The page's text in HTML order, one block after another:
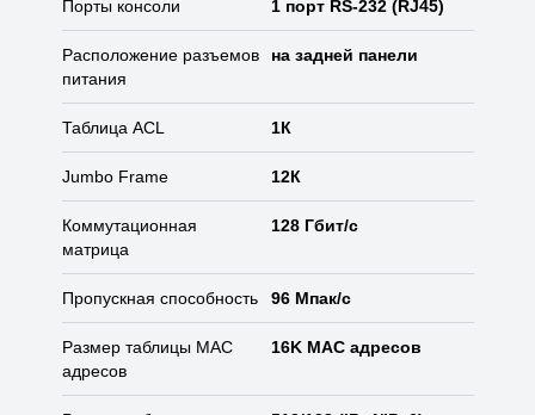
Порты консоли 1 порт RS-232 (RJ45)
Расположение разъемов
питания
на задней панели
Таблица ACL 1К
Jumbo Frame 12К
Коммутационная
матрица
128 Гбит/с
Пропускная способность 96 Мпак/с
Размер таблицы MAC
адресов
16K MAC адресов